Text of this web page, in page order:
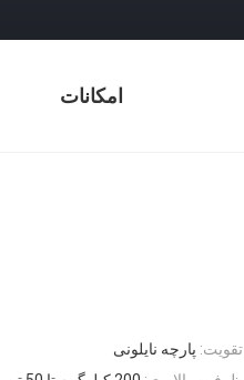
امکانات
تقویت: پارچه نایلونی